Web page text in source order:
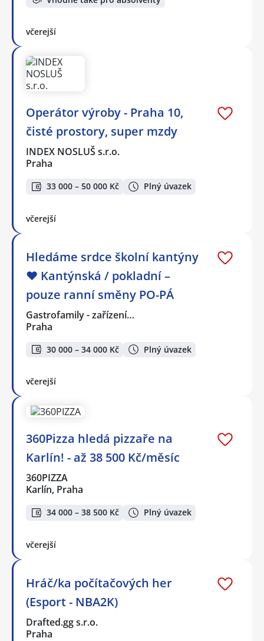
včerejší
Operátor výroby - Praha 10,
čisté prostory, super mzdy
INDEX NOSLUŠ s.r.o.
Praha
33 000 – 50 000 Kč Plný úvazek
včerejší
Hledáme srdce školní kantýny
❤️ Kantýnská / pokladní –
pouze ranní směny PO-PÁ
Gastrofamily - zařízení…
Praha
30 000 – 34 000 Kč Plný úvazek
včerejší
360Pizza hledá pizzaře na
Karlín! - až 38 500 Kč/měsíc
360PIZZA
Karlín, Praha
34 000 – 38 500 Kč Plný úvazek
včerejší
Hráč/ka počítačových her
(Esport - NBA2K)
Drafted.gg s.r.o.
Praha